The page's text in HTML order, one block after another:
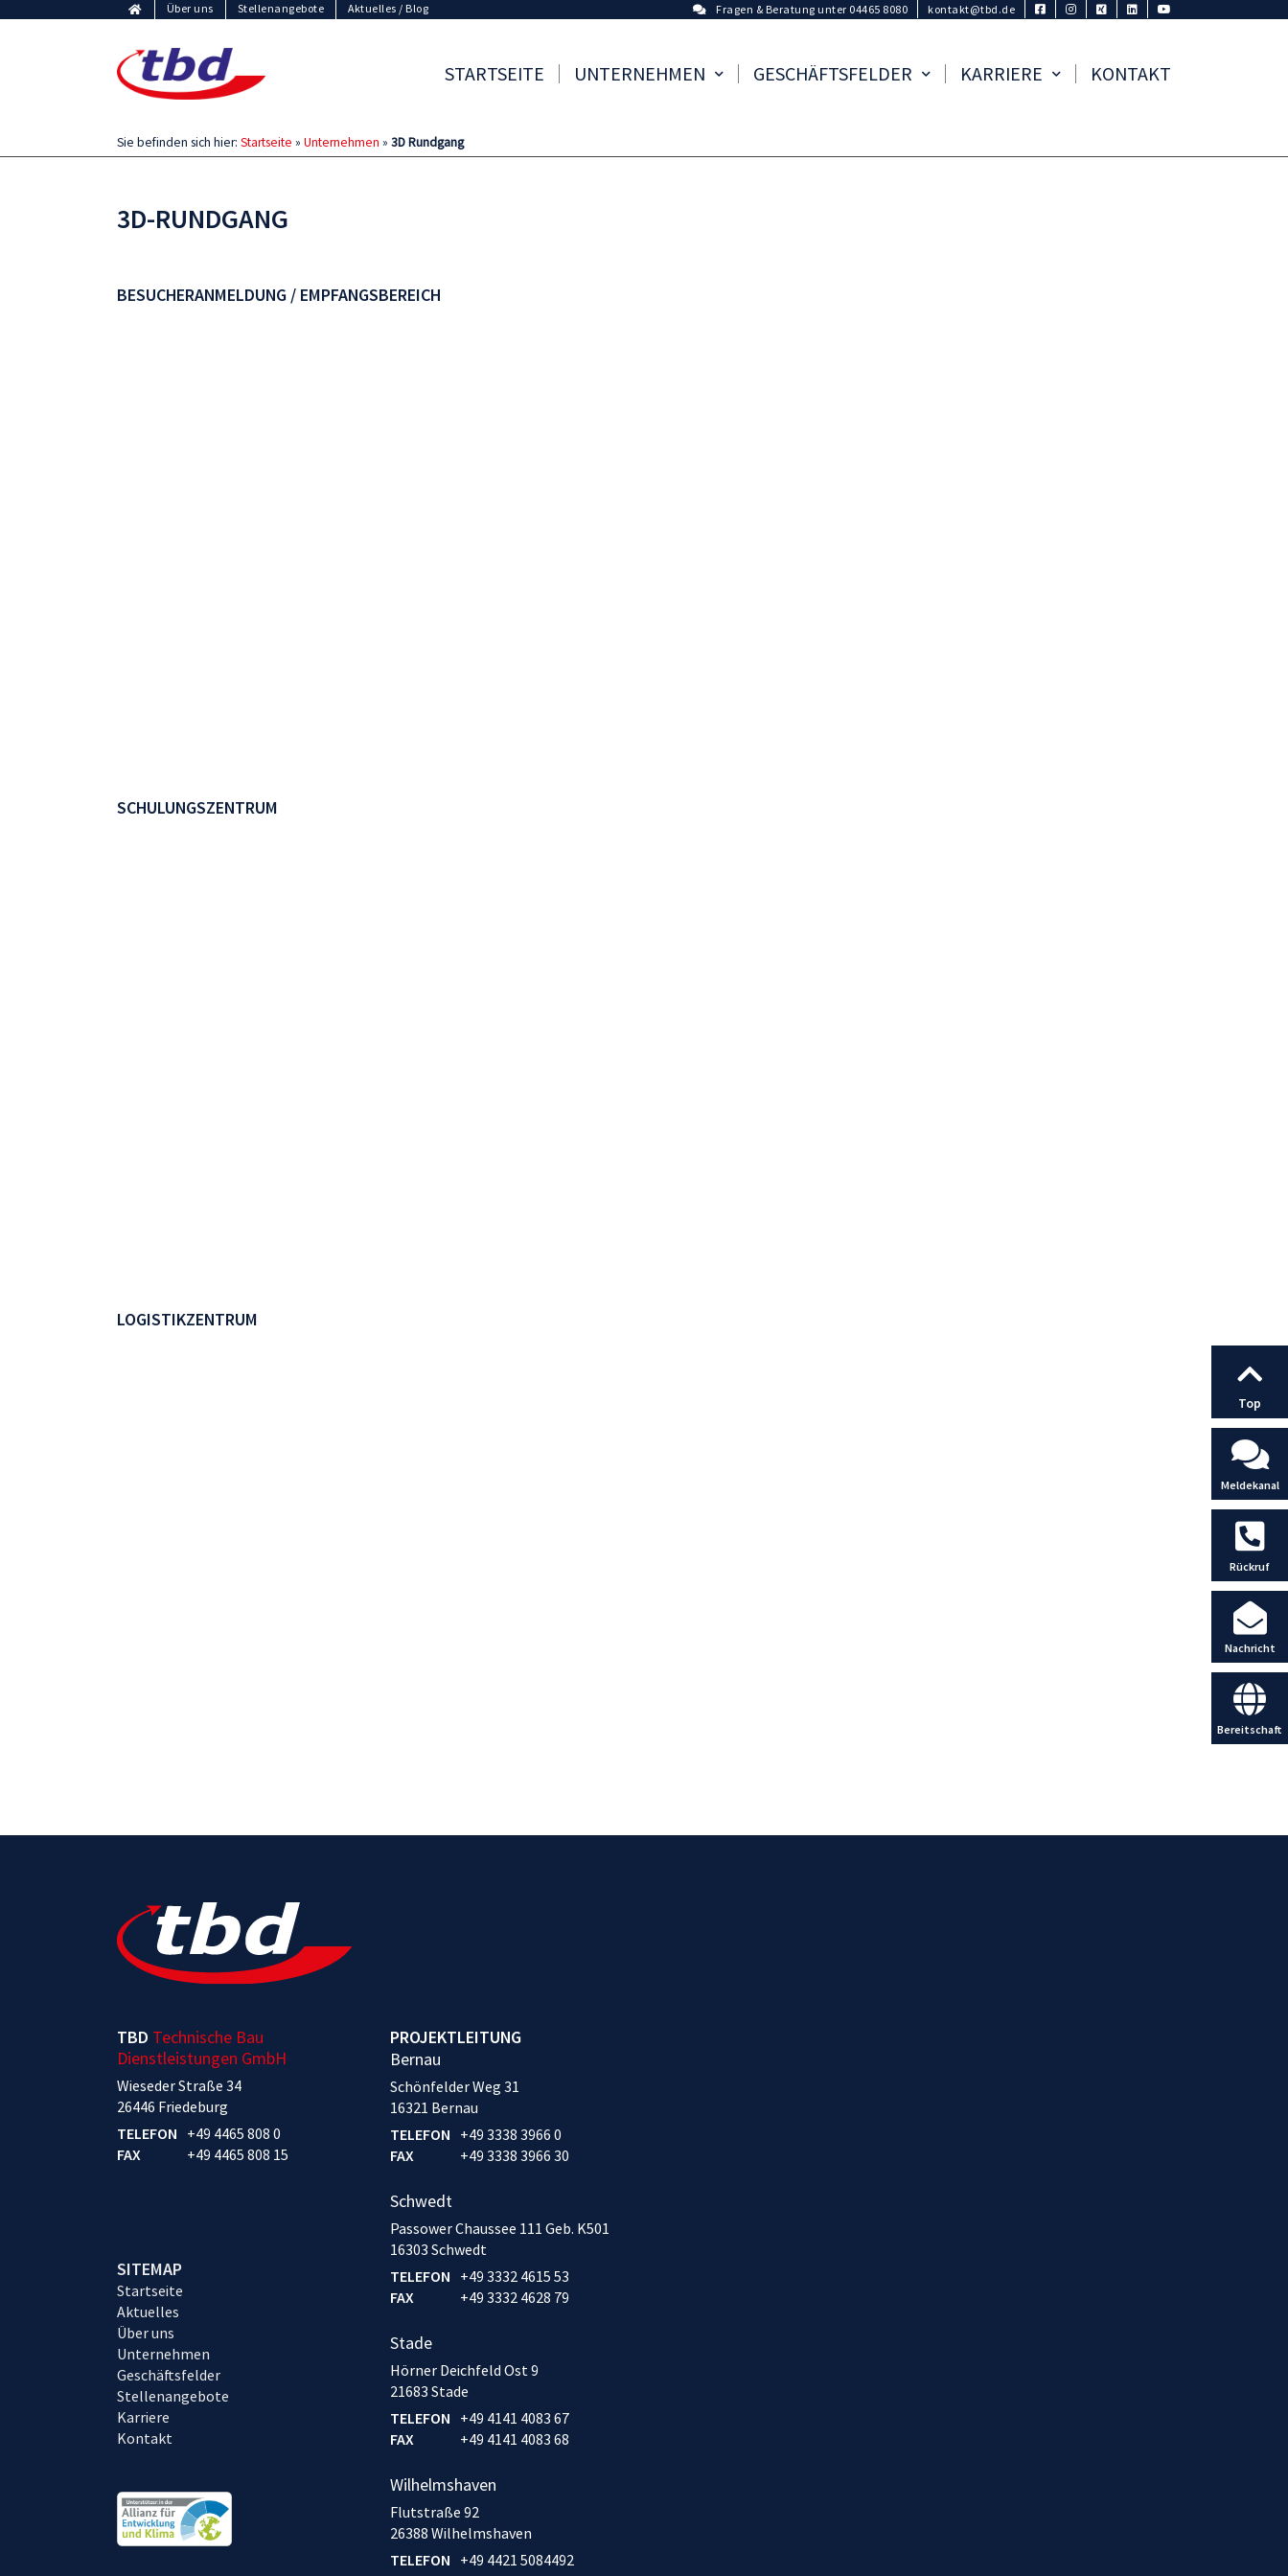
Über uns Stellenangebote Aktuelles / Blog Fragen & Beratung unter 04465 8080 kontakt@tbd.de
STARTSEITE UNTERNEHMEN GESCHÄFTSFELDER KARRIERE KONTAKT
Sie befinden sich hier: Startseite » Unternehmen » 3D Rundgang
Top
Meldekanal
Rückruf
Nachricht
Bereitschaft
3D-RUNDGANG
BESUCHERANMELDUNG / EMPFANGSBEREICH
SCHULUNGSZENTRUM
LOGISTIKZENTRUM
TBD Technische Bau
Dienstleistungen GmbH
Wieseder Straße 34
26446 Friedeburg
TELEFON +49 4465 808 0
FAX
+49 4465 808 15
SITEMAP
Startseite
Aktuelles
Über uns
Unternehmen
Geschäftsfelder
Stellenangebote
Karriere
Kontakt
PROJEKTLEITUNG
Bernau
Schönfelder Weg 31
16321 Bernau
TELEFON +49 3338 3966 0
FAX
+49 3338 3966 30
Schwedt
Passower Chaussee 111 Geb. K501
16303 Schwedt
TELEFON +49 3332 4615 53
FAX
+49 3332 4628 79
Stade
Hörner Deichfeld Ost 9
21683 Stade
TELEFON +49 4141 4083 67
FAX
+49 4141 4083 68
Wilhelmshaven
Flutstraße 92
26388 Wilhelmshaven
TELEFON +49 4421 5084492